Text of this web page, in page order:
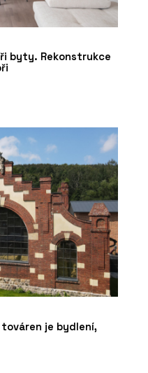
byty. Rekonstrukce
je bydlení,